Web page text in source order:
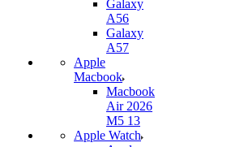
Galaxy
A56
Galaxy
A57
Apple
Macbook
Macbook
Air 2026
M5 13
Apple Watch